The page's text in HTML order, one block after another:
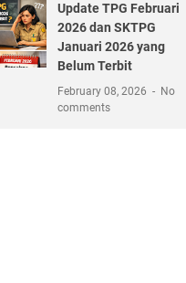
Update TPG Februari
2026 dan SKTPG
Januari 2026 yang
Belum Terbit
February 08, 2026
No
comments